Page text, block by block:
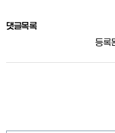
댓글목록
등록